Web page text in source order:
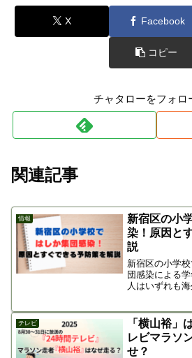
X Facebook
コピー
チャタローをフォロ
関連記事
情報
新宿区の小
染！原因と
説
新宿区の小学
団感染による
人はいずれも
本記事では、
られる感染原
めとする確実
やすく解説し
テレビ
「横山裕」
レビマラソ
せ？